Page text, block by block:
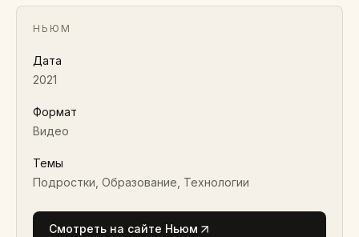
НЬЮМ
Дата
2021
Формат
Видео
Темы
Подростки, Образование, Технологии
Смотреть на сайте Ньюм